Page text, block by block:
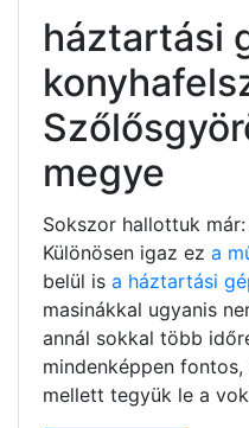
háztartási
megye
Sokszor hallottuk
Különösen igaz ez a
belül is a háztartási
masinákkal ugyanis
annál sokkal több
mindenképpen
mellett tegyük le a